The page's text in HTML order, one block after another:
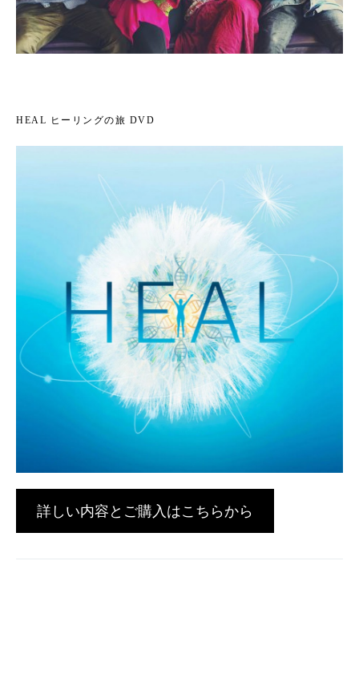
HEAL ヒーリングの旅 DVD
詳しい内容とご購入はこちらから